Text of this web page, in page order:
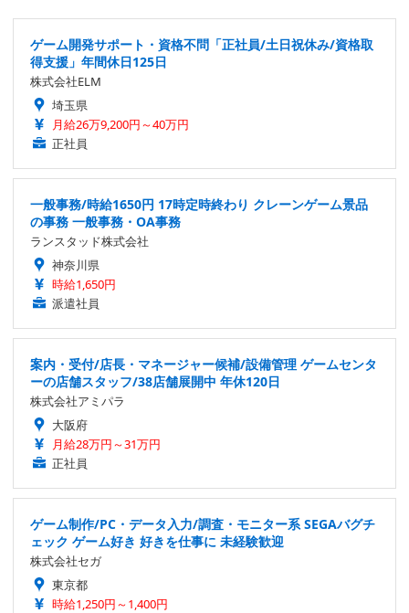
ゲーム開発サポート・資格不問「正社員/土日祝休み/資格取
得支援」年間休日125日
株式会社ELM
埼玉県
月給26万9,200円～40万円
正社員
一般事務/時給1650円 17時定時終わり クレーンゲーム景品
の事務 一般事務・OA事務
ランスタッド株式会社
神奈川県
時給1,650円
派遣社員
案内・受付/店長・マネージャー候補/設備管理 ゲームセンタ
ーの店舗スタッフ/38店舗展開中 年休120日
株式会社アミパラ
大阪府
月給28万円～31万円
正社員
ゲーム制作/PC・データ入力/調査・モニター系 SEGAバグチ
ェック ゲーム好き 好きを仕事に 未経験歓迎
株式会社セガ
東京都
時給1,250円～1,400円